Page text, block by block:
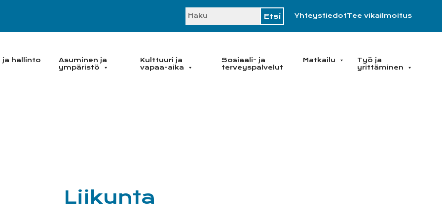
SEARCH
YhteystiedotTee vikailmoitus
ja hallinto
Asuminen ja
ympäristö
Kulttuuri ja
vapaa-aika
Sosiaali- ja
terveyspalvelut
Matkailu
Työ ja
yrittäminen
Liikunta